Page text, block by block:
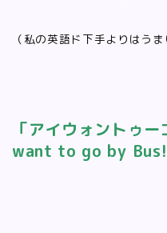
（私の英語ド下手よりはうま
「アイウォントゥ
want to go by Bus!